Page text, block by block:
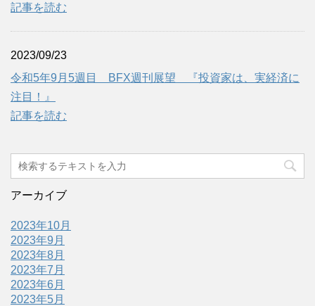
記事を読む
2023/09/23
令和5年9月5週目 BFX週刊展望 『投資家は、実経済に
注目！』
記事を読む
アーカイブ
2023年10月
2023年9月
2023年8月
2023年7月
2023年6月
2023年5月